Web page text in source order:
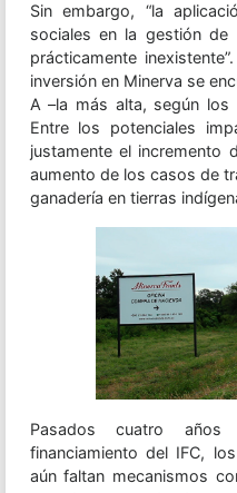
Sin embargo, “la
sociales en la gestión de
prácticamente
inversión en Minerva se
A –la más alta, según los
Entre los potenciales
justamente el incremento
aumento de los casos de
ganadería en tierras
Pasados cuatro
financiamiento del IFC,
aún faltan mecanismos